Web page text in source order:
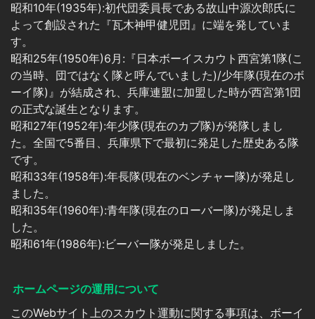
昭和10年(1935年):初代団委員長である故山中源次郎氏に
よって創設された『瓦木神甲健児団』に端を発していま
す。
昭和25年(1950年)6月:『日本ボーイスカウト西宮第1隊(こ
の当時、団ではなく隊と呼んでいました)/少年隊(現在のボ
ーイ隊)』が結成され、兵庫連盟に加盟した時が西宮第1団
の正式な誕生となります。
昭和27年(1952年):年少隊(現在のカブ隊)が発隊しまし
た。全国で5番目、兵庫県下で最初に発足した歴史ある隊
です。
昭和33年(1958年):年長隊(現在のベンチャー隊)が発足し
ました。
昭和35年(1960年):青年隊(現在のローバー隊)が発足しま
した。
昭和61年(1986年):ビーバー隊が発足しました。
ホームページの運用について
このWebサイト上のスカウト運動に関する事項は、ボーイ